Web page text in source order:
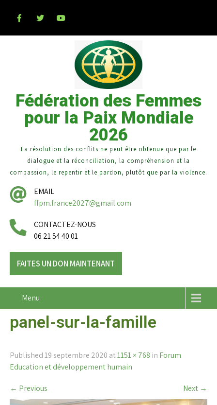
Fédération des Femmes
pour la Paix Mondiale
2026
La résolution des conflits ne peut être obtenue que par le
dialogue et la réconciliation, la compréhension et la
compassion, le repentir et le pardon, plutôt que par la violence.
EMAIL
ffpm.france2027@gmail.com
CONTACTEZ-NOUS
06 21 54 40 01
FAITES UN DON MAINTENANT
Menu
panel-sur-la-famille
Published19 septembre 2020 at1151 × 768 in Forum
Education et développement humain
← Previous Next →